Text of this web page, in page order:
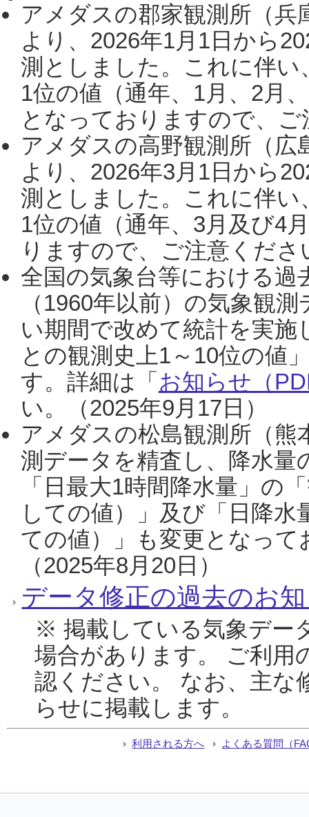
アメダスの郡家観測所（
より、2026年1月1日から
測としました。これに伴い
1位の値（通年、1月、2月
となっておりますので、
アメダスの高野観測所（
より、2026年3月1日から
測としました。これに伴い
1位の値（通年、3月及び4
りますので、ご注意くだ
全国の気象台等における過
（1960年以前）の気象観
い期間で改めて統計を実
との観測史上1～10位の値
す。詳細は「 お知らせ（
い。（2025年9月17日）
アメダスの松島観測所（熊
測データを精査し、降水
「日最大1時間降水量」の
しての値）」及び「日降
ての値）」も変更となっ
（2025年8月20日）
データ修正の過去のお
※ 掲載している気象デー
場合があります。 ご利用
認ください。 なお、主な
らせに掲載します。
利用される方へ よくある質問（